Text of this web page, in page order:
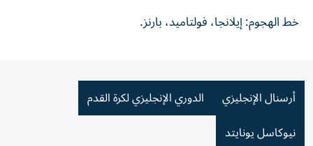
خط الهجوم: إيلانجا، فولتاميد، بارنز.
أرسنال الإنجليزي
الدوري الإنجليزي لكرة القدم
نيوكاسل يونايتد